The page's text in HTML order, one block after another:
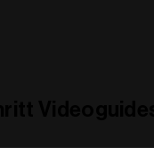
Videoguides